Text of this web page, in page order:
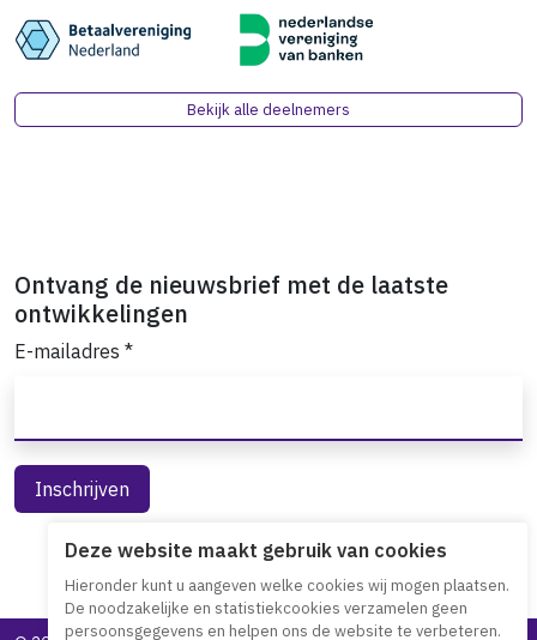
Bekijk alle deelnemers
Ontvang de nieuwsbrief met de laatste
ontwikkelingen
E-mailadres *
Deze website maakt gebruik van cookies
Hieronder kunt u aangeven welke cookies wij mogen plaatsen.
De noodzakelijke en statistiekcookies verzamelen geen
persoonsgegevens en helpen ons de website te verbeteren.